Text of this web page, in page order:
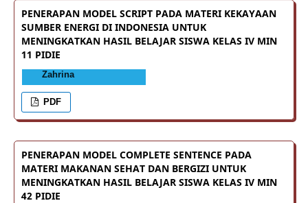
PENERAPAN MODEL SCRIPT PADA MATERI KEKAYAAN
SUMBER ENERGI DI INDONESIA UNTUK
MENINGKATKAN HASIL BELAJAR SISWA KELAS IV MIN
11 PIDIE
Zahrina
PDF
PENERAPAN MODEL COMPLETE SENTENCE PADA
MATERI MAKANAN SEHAT DAN BERGIZI UNTUK
MENINGKATKAN HASIL BELAJAR SISWA KELAS IV MIN
42 PIDIE